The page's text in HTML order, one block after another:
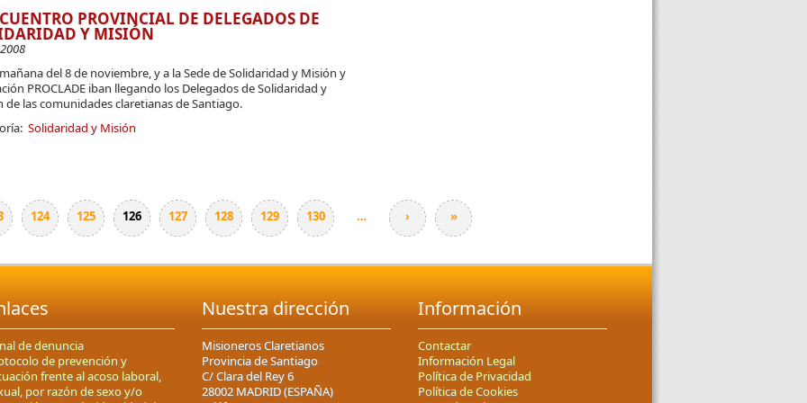
PROVINCIAL DE DELEGADOS DE
Y MISIÓN
del 8 de noviembre, y a la Sede de Solidaridad y Misión y
PROCLADE iban llegando los Delegados de Solidaridad y
de las comunidades claretianas de Santiago.
Solidaridad y Misión
124 125 126 127 128 129 130 … › »
de denuncia
de prevención y
frente al acoso laboral,
por razón de sexo y/o
Nuestra dirección
Misioneros Claretianos
Provincia de Santiago
C/ Clara del Rey 6
28002 MADRID (ESPAÑA)
Información
Contactar
Información Legal
Política de Privacidad
Política de Cookies